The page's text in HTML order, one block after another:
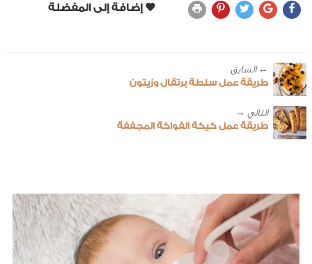
← ‎السابق
طريقة عمل سلطة برتقال وزيتون
طريقة عمل كيكة الفواكة المجففة